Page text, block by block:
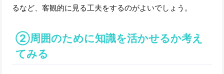
るなど、客観的に見る工夫をするのがよいでしょう。
②周囲のために知識を活かせるか考え
てみる